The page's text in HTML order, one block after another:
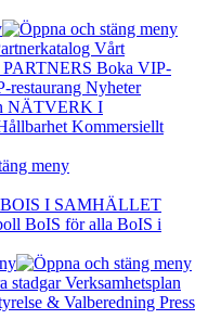
Vårt
Boka VIP-
restaurang Nyheter
NÄTVERK I
Kommersiellt
BOIS I SAMHÄLLET
BoIS för alla BoIS i
stadgarVerksamhetsplan
& Valberedning Press